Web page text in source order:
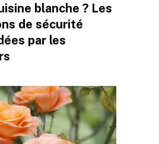
blanche ? Les
de sécurité
par les